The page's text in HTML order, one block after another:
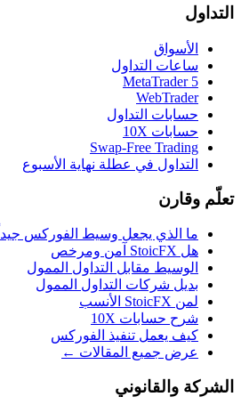
التداول
الأسواق
ساعات التداول
MetaTrader 5
WebTrader
حسابات التداول
حسابات 10X
Swap-Free Trading
التداول في عطلة نهاية الأسبوع
تعلّم وقارن
ما الذي يجعل وسيط الفوركس جيداً
هل StoicFX آمن ومرخص
الوسيط مقابل التداول الممول
بديل شركات التداول الممول
لمن StoicFX الأنسب
شرح حسابات 10X
كيف يعمل تنفيذ الفوركس
عرض جميع المقالات ←
الشركة والقانوني